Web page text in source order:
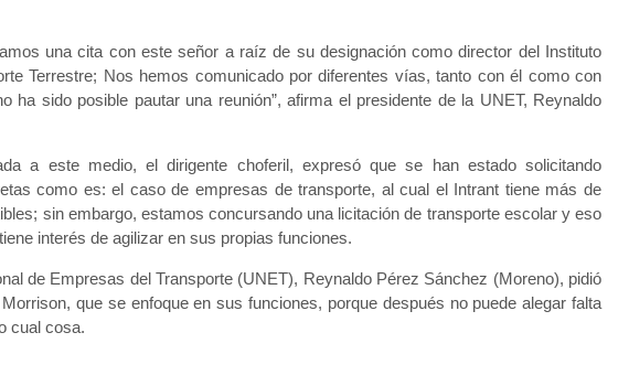
una cita con este señor a raíz de su designación como director del Instituto
Terrestre; Nos hemos comunicado por diferentes vías, tanto con él como con
ha sido posible pautar una reunión”, afirma el presidente de la UNET, Reynaldo
a este medio, el dirigente choferil, expresó que se han estado solicitando
como es: el caso de empresas de transporte, al cual el Intrant tiene más de
sin embargo, estamos concursando una licitación de transporte escolar y eso
interés de agilizar en sus propias funciones.
de Empresas del Transporte (UNET), Reynaldo Pérez Sánchez (Moreno), pidió
que se enfoque en sus funciones, porque después no puede alegar falta
cual cosa.